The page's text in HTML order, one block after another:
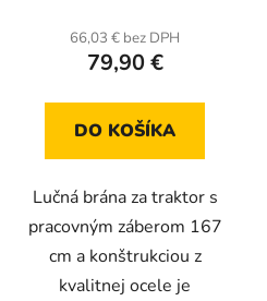
66,03 € bez DPH
79,90 €
DO KOŠÍKA
Lučná brána za traktor s
pracovným záberom 167
cm a konštrukciou z
kvalitnej ocele je